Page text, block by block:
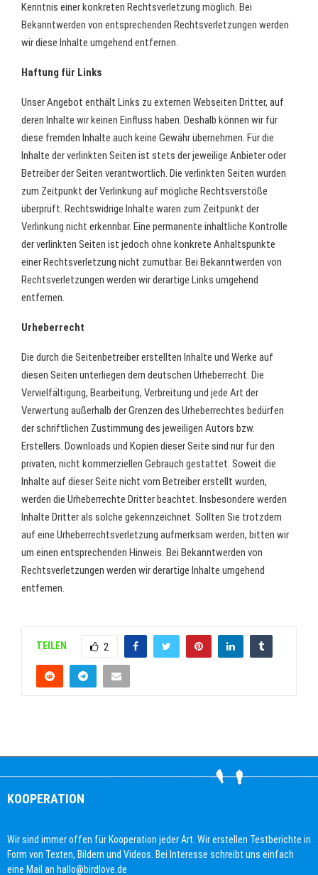
Kenntnis einer konkreten Rechtsverletzung möglich. Bei
Bekanntwerden von entsprechenden Rechtsverletzungen werden
wir diese Inhalte umgehend entfernen.
Haftung für Links
Unser Angebot enthält Links zu externen Webseiten Dritter, auf
deren Inhalte wir keinen Einfluss haben. Deshalb können wir für
diese fremden Inhalte auch keine Gewähr übernehmen. Für die
Inhalte der verlinkten Seiten ist stets der jeweilige Anbieter oder
Betreiber der Seiten verantwortlich. Die verlinkten Seiten wurden
zum Zeitpunkt der Verlinkung auf mögliche Rechtsverstöße
überprüft. Rechtswidrige Inhalte waren zum Zeitpunkt der
Verlinkung nicht erkennbar. Eine permanente inhaltliche Kontrolle
der verlinkten Seiten ist jedoch ohne konkrete Anhaltspunkte
einer Rechtsverletzung nicht zumutbar. Bei Bekanntwerden von
Rechtsverletzungen werden wir derartige Links umgehend
entfernen.
Urheberrecht
Die durch die Seitenbetreiber erstellten Inhalte und Werke auf
diesen Seiten unterliegen dem deutschen Urheberrecht. Die
Vervielfältigung, Bearbeitung, Verbreitung und jede Art der
Verwertung außerhalb der Grenzen des Urheberrechtes bedürfen
der schriftlichen Zustimmung des jeweiligen Autors bzw.
Erstellers. Downloads und Kopien dieser Seite sind nur für den
privaten, nicht kommerziellen Gebrauch gestattet. Soweit die
Inhalte auf dieser Seite nicht vom Betreiber erstellt wurden,
werden die Urheberrechte Dritter beachtet. Insbesondere werden
Inhalte Dritter als solche gekennzeichnet. Sollten Sie trotzdem
auf eine Urheberrechtsverletzung aufmerksam werden, bitten wir
um einen entsprechenden Hinweis. Bei Bekanntwerden von
Rechtsverletzungen werden wir derartige Inhalte umgehend
entfernen.
TEILEN 2
KOOPERATION
Wir sind immer offen für Kooperation jeder Art. Wir erstellen Testberichte in
Form von Texten, Bildern und Videos. Bei Interesse schreibt uns einfach
eine Mail an hallo@birdlove.de